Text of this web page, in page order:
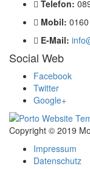
Telefon:
Mobil:
E-Mail:
Social Web
Facebook
Twitter
Google+
Copyright © 2019
Impressum
Datenschutz